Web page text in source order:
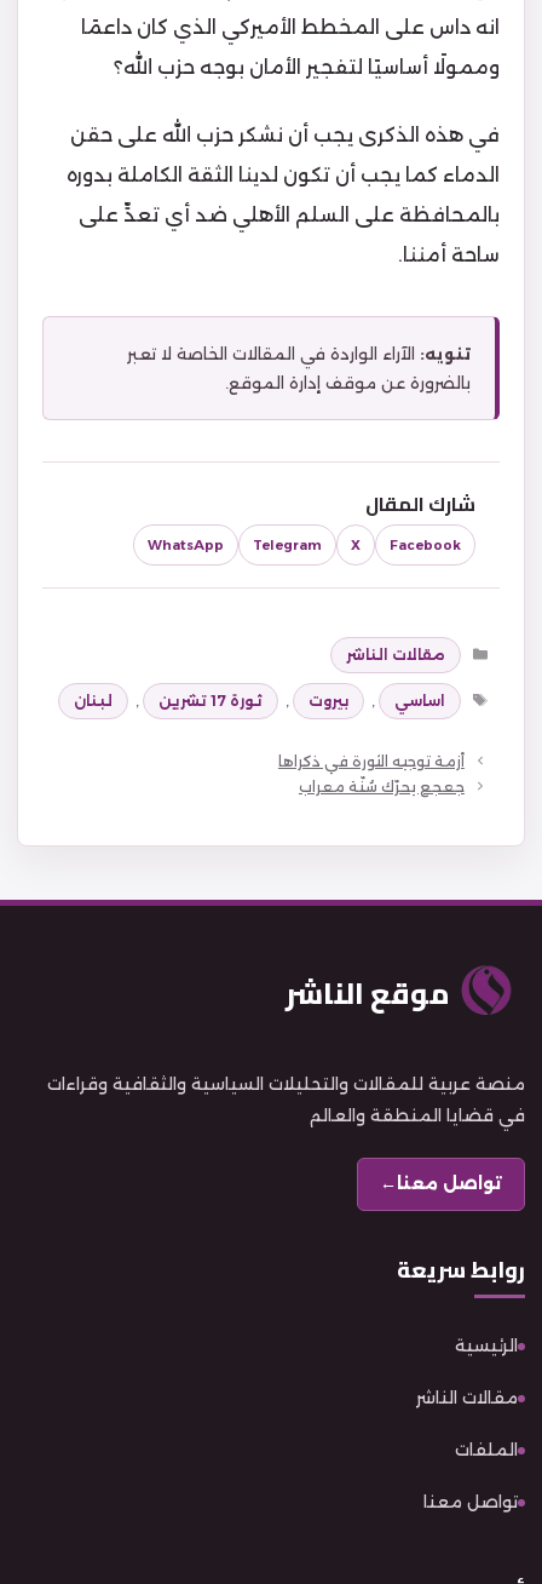
انه داس على المخطط الأميركي الذي كان داعمًا
وممولًا أساسيًا لتفجير الأمان بوجه حزب الله؟
في هذه الذكرى يجب أن نشكر حزب الله على حقن
الدماء كما يجب أن تكون لدينا الثقة الكاملة بدوره
بالمحافظة على السلم الأهلي ضد أي تعدٍّ على
ساحة أمننا.
تنويه: الآراء الواردة في المقالات الخاصة لا تعبر
بالضرورة عن موقف إدارة الموقع.
شارك المقال
Facebook
X
Telegram
WhatsApp
التصنيفات
مقالات الناشر
الوسوم
اساسي بيروت ثورة 17 تشرين لبنان
أزمة توجيه الثورة في ذكراها
جعجع يحرّك سُنّة معراب
موقع الناشر
منصة عربية للمقالات والتحليلات السياسية والثقافية وقراءات
في قضايا المنطقة والعالم
تواصل معنا ←
روابط سريعة
الرئيسية
مقالات الناشر
الملفات
تواصل معنا